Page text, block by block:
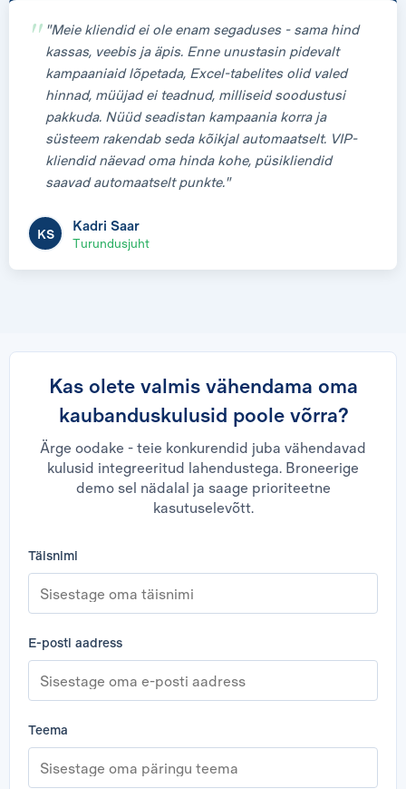
"Meie kliendid ei ole enam segaduses - sama hind
kassas, veebis ja äpis. Enne unustasin pidevalt
kampaaniaid lõpetada, Excel-tabelites olid valed
hinnad, müüjad ei teadnud, milliseid soodustusi
pakkuda. Nüüd seadistan kampaania korra ja
süsteem rakendab seda kõikjal automaatselt. VIP-
kliendid näevad oma hinda kohe, püsikliendid
saavad automaatselt punkte."
KS
Kadri Saar
Turundusjuht
Kas olete valmis vähendama oma
kaubanduskulusid poole võrra?
Ärge oodake - teie konkurendid juba vähendavad
kulusid integreeritud lahendustega. Broneerige
demo sel nädalal ja saage prioriteetne
kasutuselevõtt.
Täisnimi
E-posti aadress
Teema